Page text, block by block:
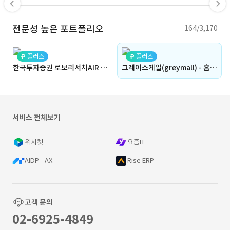
전문성 높은 포트폴리오 164/3,170
플러스
한국투자증권 로보리서치AIR ETF 개발
플러스
그레이스케일(greymall) - 홈페이지 구축
서비스 전체보기
위시켓 요즘IT
AIDP - AX Rise ERP
고객 문의
02-6925-4849